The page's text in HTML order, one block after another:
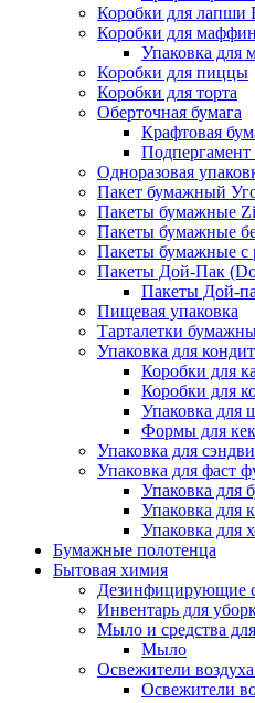
Коробки для
Коробки для
Упаковка для
Коробки для пиццы
Коробки для торта
Оберточная бумага
Крафтовая
Одноразовая
Пакет бумажный
Пакеты бумажные
Пакеты бумажные
Пакеты бумажные с
Пакеты Дой-Пак
Пакеты Дой-
Пищевая упаковка
Тарталетки
Упаковка для
Коробки для
Коробки для
Упаковка для
Формы для
Упаковка для
Упаковка для фаст
Упаковка для
Упаковка для
Упаковка для
Бумажные полотенца
Бытовая химия
Дезинфицирующие
Инвентарь для
Мыло и средства
Мыло
Освежители
Освежители